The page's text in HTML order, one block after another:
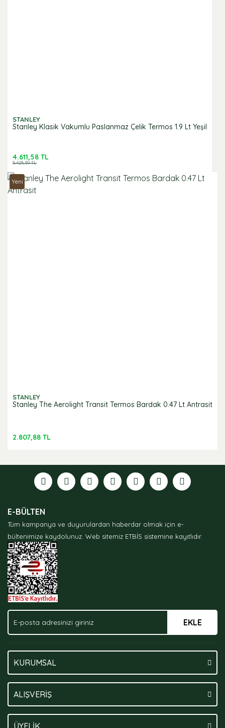
STANLEY
Stanley Klasik Vakumlu Paslanmaz Çelik Termos 1.9 Lt Yeşil
4.611,58 TL
5.425,39 TL
Yeni
STANLEY
Stanley The Aerolight Transit Termos Bardak 0.47 Lt Antrasit
2.807,88 TL
E-BÜLTEN
Tüm kampanya ve duyurulardan haberdar olmak için e-
bültenimize kaydolunuz. Web sitemiz ETBİS sistemine kayıtlıdır.
EKLE
KURUMSAL
ALIŞVERİŞ
ÜYELİK